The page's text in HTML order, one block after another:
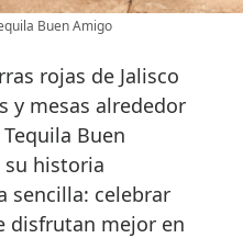
Buen Amigo
y mesas alrededor
Buen
historia
sencilla: celebrar
disfrutan mejor en